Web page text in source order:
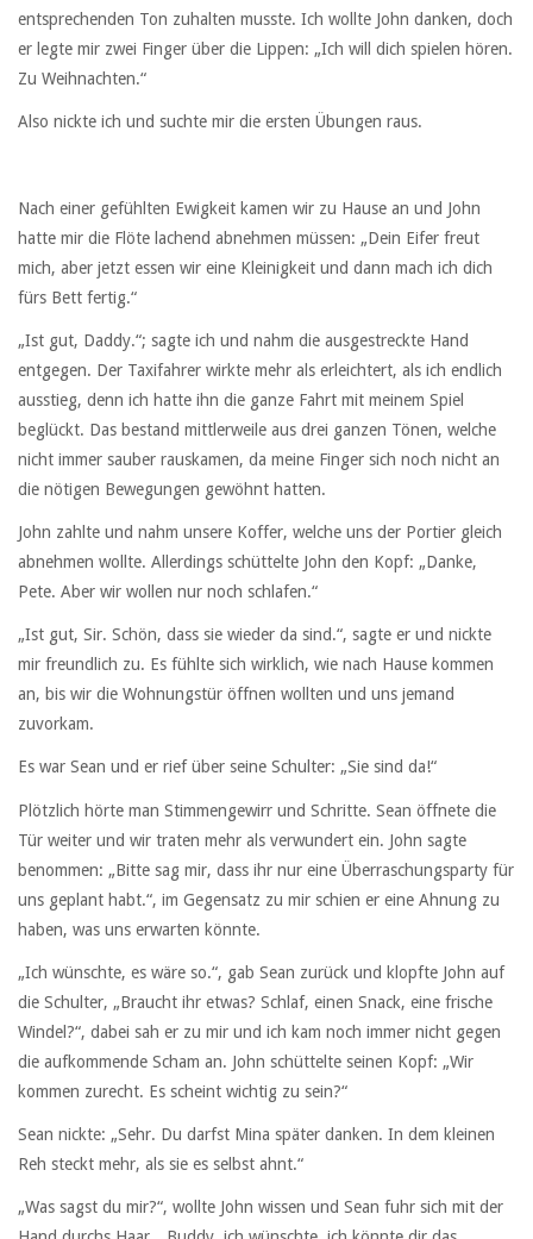
entsprechenden Ton zuhalten musste. Ich wollte John danken, doch
er legte mir zwei Finger über die Lippen: „Ich will dich spielen hören.
Zu Weihnachten.“
Also nickte ich und suchte mir die ersten Übungen raus.
Nach einer gefühlten Ewigkeit kamen wir zu Hause an und John
hatte mir die Flöte lachend abnehmen müssen: „Dein Eifer freut
mich, aber jetzt essen wir eine Kleinigkeit und dann mach ich dich
fürs Bett fertig.“
„Ist gut, Daddy.“; sagte ich und nahm die ausgestreckte Hand
entgegen. Der Taxifahrer wirkte mehr als erleichtert, als ich endlich
ausstieg, denn ich hatte ihn die ganze Fahrt mit meinem Spiel
beglückt. Das bestand mittlerweile aus drei ganzen Tönen, welche
nicht immer sauber rauskamen, da meine Finger sich noch nicht an
die nötigen Bewegungen gewöhnt hatten.
John zahlte und nahm unsere Koffer, welche uns der Portier gleich
abnehmen wollte. Allerdings schüttelte John den Kopf: „Danke,
Pete. Aber wir wollen nur noch schlafen.“
„Ist gut, Sir. Schön, dass sie wieder da sind.“, sagte er und nickte
mir freundlich zu. Es fühlte sich wirklich, wie nach Hause kommen
an, bis wir die Wohnungstür öffnen wollten und uns jemand
zuvorkam.
Es war Sean und er rief über seine Schulter: „Sie sind da!“
Plötzlich hörte man Stimmengewirr und Schritte. Sean öffnete die
Tür weiter und wir traten mehr als verwundert ein. John sagte
benommen: „Bitte sag mir, dass ihr nur eine Überraschungsparty für
uns geplant habt.“, im Gegensatz zu mir schien er eine Ahnung zu
haben, was uns erwarten könnte.
„Ich wünschte, es wäre so.“, gab Sean zurück und klopfte John auf
die Schulter, „Braucht ihr etwas? Schlaf, einen Snack, eine frische
Windel?“, dabei sah er zu mir und ich kam noch immer nicht gegen
die aufkommende Scham an. John schüttelte seinen Kopf: „Wir
kommen zurecht. Es scheint wichtig zu sein?“
Sean nickte: „Sehr. Du darfst Mina später danken. In dem kleinen
Reh steckt mehr, als sie es selbst ahnt.“
„Was sagst du mir?“, wollte John wissen und Sean fuhr sich mit der